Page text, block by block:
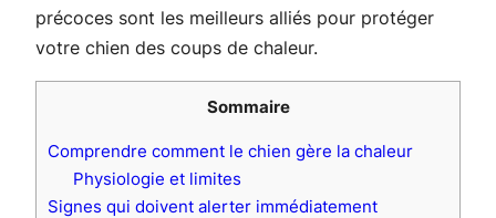
précoces sont les meilleurs alliés pour protéger
votre chien des coups de chaleur.
Sommaire
Comprendre comment le chien gère la chaleur
Physiologie et limites
Signes qui doivent alerter immédiatement